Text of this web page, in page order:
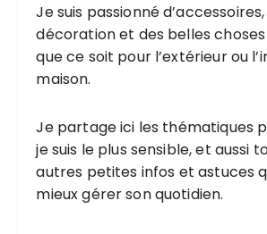
Je suis passionné
décoration et des belles
que ce soit pour l’extérieur ou
maison.
Je partage ici les thématiques
je suis le plus sensible, et aussi
autres petites infos et astuces
mieux gérer son quotidien.